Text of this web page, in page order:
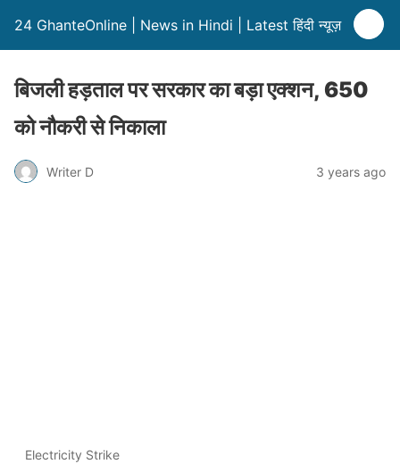
24 GhanteOnline | News in Hindi | Latest हिंदी न्यूज़
बिजली हड़ताल पर सरकार का बड़ा एक्शन, 650
को नौकरी से निकाला
Writer D 3 years ago
Electricity Strike